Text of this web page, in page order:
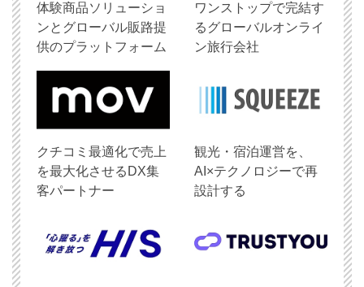
体験商品ソリューショ
ンとグローバル販路提
供のプラットフォーム
ワンストップで完結す
るグローバルオンライ
ン旅行会社
クチコミ最適化で売上
を最大化させるDX集
客パートナー
観光・宿泊運営を、
AI×テクノロジーで再
設計する